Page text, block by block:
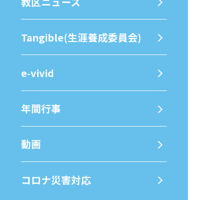
Tangible(生涯養成委員会)
e-vivid
年間⾏事
動画
コロナ災害対応